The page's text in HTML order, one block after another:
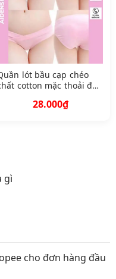
lót bầu cạp chéo
cotton mặc thoải đủ
28.000₫
gì
cho đơn hàng đầu